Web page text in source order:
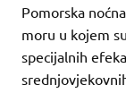
Pomorska
moru u kojem
specijalnih